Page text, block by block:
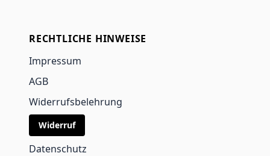
RECHTLICHE HINWEISE
Impressum
AGB
Widerrufsbelehrung
Widerruf
Datenschutz